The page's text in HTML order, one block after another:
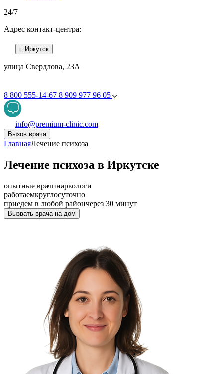
24/7
Адрес контакт-центра:
г. Иркутск
улица Свердлова, 23А
8 800 555-14-67 8 909 977 96 05
info@premium-clinic.com
Вызов врача
ГлавнаяЛечение психоза
Лечение психоза в Иркутске
опытные врачинаркологи
работаемкруглосуточно
приедем в любой райончерез 30 минут
Вызвать врача на дом